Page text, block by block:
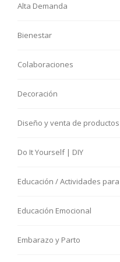
Alta Demanda
Bienestar
Colaboraciones
Decoración
Diseño y venta de
Do It Yourself | DIY
Educación / Actividades
Educación Emocional
Embarazo y Parto